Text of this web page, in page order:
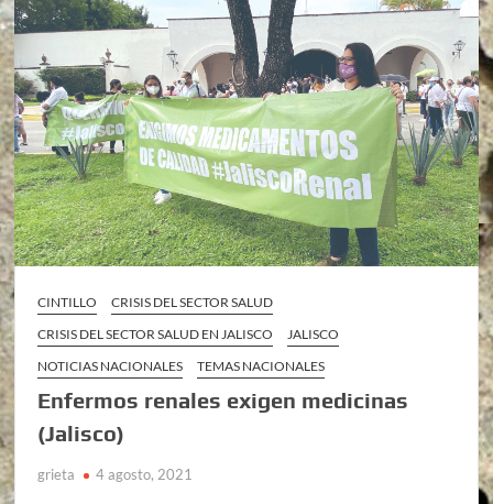
CINTILLO
CRISIS DEL SECTOR SALUD
CRISIS DEL SECTOR SALUD EN JALISCO
JALISCO
NOTICIAS NACIONALES
TEMAS NACIONALES
Enfermos renales exigen medicinas
(Jalisco)
grieta 4 agosto, 2021